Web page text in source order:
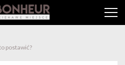
postawić?